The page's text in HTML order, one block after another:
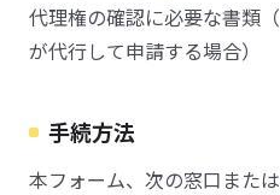
代理権の確認に必要な書類
が代行して申請する場合）
手続方法
本フォーム、次の窓口また